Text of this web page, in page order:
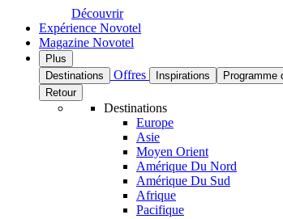
Découvrir
Expérience Novotel
Magazine Novotel
Plus
Destinations
Offres Inspirations Programme
Retour
Destinations
Europe
Asie
Moyen Orient
Amérique Du Nord
Amérique Du Sud
Afrique
Pacifique